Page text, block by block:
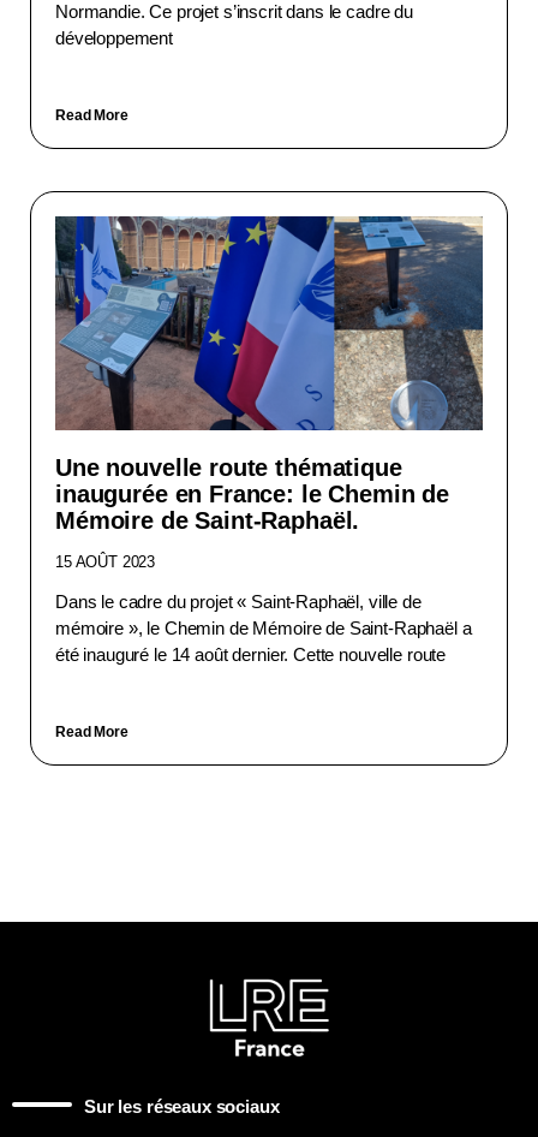
Normandie. Ce projet s’inscrit dans le cadre du
développement
Read More
Une nouvelle route thématique
inaugurée en France: le Chemin de
Mémoire de Saint-Raphaël.
15 AOÛT 2023
Dans le cadre du projet « Saint-Raphaël, ville de
mémoire », le Chemin de Mémoire de Saint-Raphaël a
été inauguré le 14 août dernier. Cette nouvelle route
Read More
Sur les réseaux sociaux